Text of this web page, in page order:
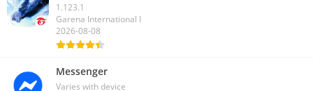
1.123.1
Garena International I
2026-08-08
Messenger
Varies with device